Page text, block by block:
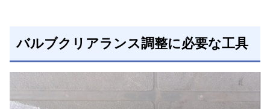
バルブクリアランス調整に必要な工具